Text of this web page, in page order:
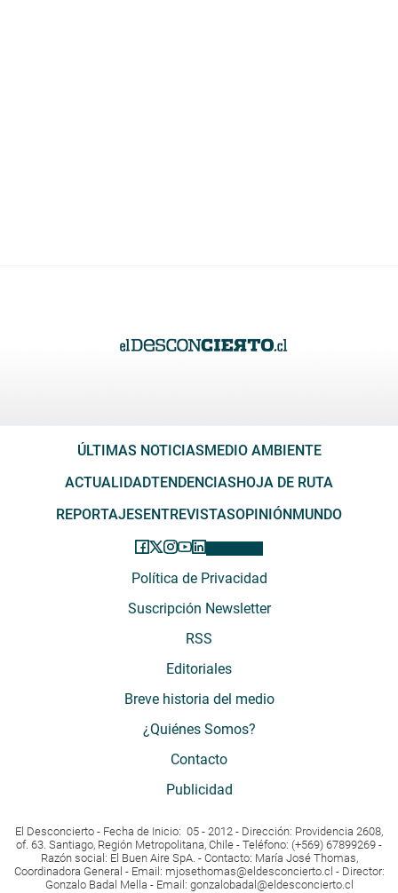
ÚLTIMAS NOTICIAS MEDIO AMBIENTE
ACTUALIDADTENDENCIAS HOJA DE RUTA
REPORTAJES ENTREVISTASOPINIÓN MUNDO
Política de Privacidad
Suscripción Newsletter
RSS
Editoriales
Breve historia del medio
¿Quiénes Somos?
Contacto
Publicidad
El Desconcierto - Fecha de Inicio: 05 - 2012 - Dirección: Providencia 2608,
of. 63. Santiago, Región Metropolitana, Chile - Teléfono: (+569) 67899269 -
Razón social: El Buen Aire SpA. - Contacto: María José Thomas,
Coordinadora General - Email: mjosethomas@eldesconcierto.cl - Director:
Gonzalo Badal Mella - Email: gonzalobadal@eldesconcierto.cl